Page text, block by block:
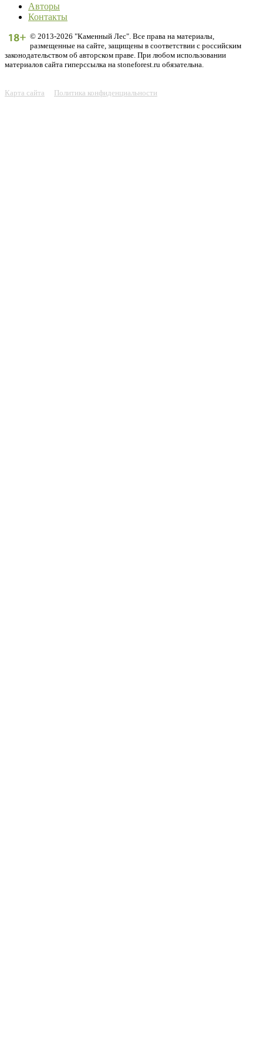
Авторы
Контакты
© 2013-2026 "Каменный Лес". Все права на материалы,
размещенные на сайте, защищены в соответствии с российским
законодательством об авторском праве. При любом использовании
материалов сайта гиперссылка на stoneforest.ru обязательна.
Карта сайта Политика конфиденциальности